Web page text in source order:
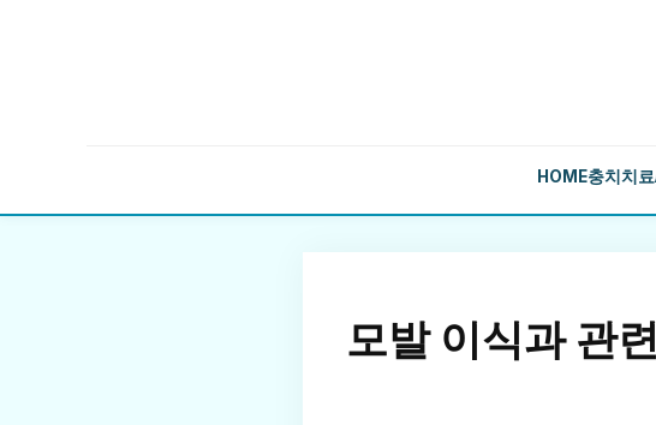
HOME충치치료
모발 이식과 관